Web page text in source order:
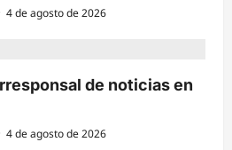
4 de agosto de 2026
de noticias en
4 de agosto de 2026